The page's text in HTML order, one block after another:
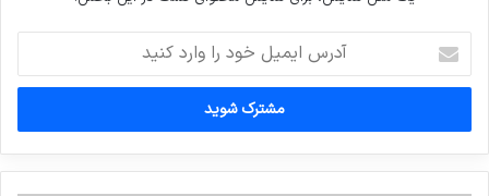
ایمیل
خود
وارد
کنید